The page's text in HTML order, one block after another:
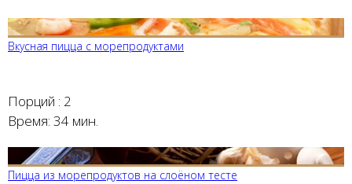
Вкусная пицца с морепродуктами
Порций : 2
Время: 34 мин.
Пицца из морепродуктов на слоёном тесте